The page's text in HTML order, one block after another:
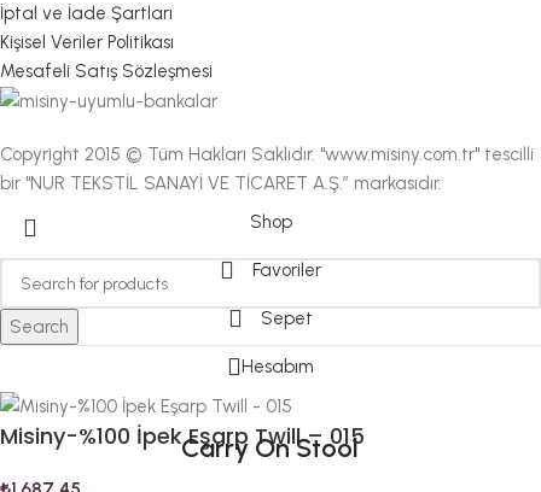
İptal ve İade Şartları
Kişisel Veriler Politikası
Mesafeli Satış Sözleşmesi
Copyright 2015 © Tüm Hakları Saklıdır. "www.misiny.com.tr" tescilli
bir "NUR TEKSTİL SANAYİ VE TİCARET A.Ş.” markasıdır.
Search
Carry On Stool
Shop
Favoriler
Sepet
Hesabım
Misiny-%100 İpek Eşarp Twill – 015